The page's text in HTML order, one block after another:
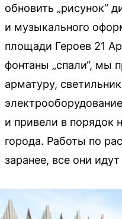
обновить „рисунок“
и музыкального
площади Героев 21
фонтаны „спали“, мы
арматуру,
и привели в порядок
города. Работы по
заранее, все они